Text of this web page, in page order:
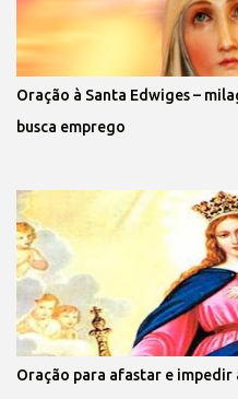
Oração à Santa Edwiges –
busca emprego
Oração para afastar e impedir